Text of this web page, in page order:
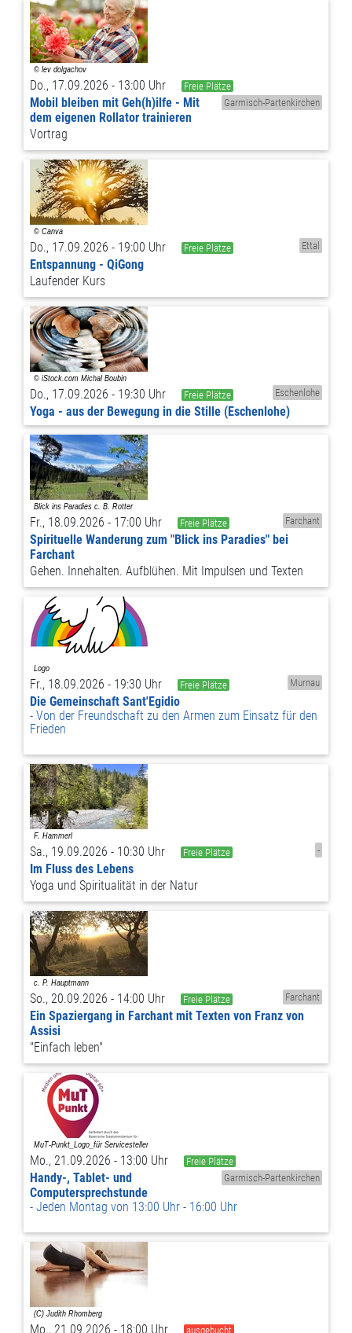
Do., 17.09.2026 - 13:00 Uhr
Freie Plätze
Garmisch-Partenkirchen
Mobil bleiben mit Geh(h)ilfe - Mit
dem eigenen Rollator trainieren
Vortrag
Do., 17.09.2026 - 19:00 Uhr Freie Plätze Ettal
Entspannung - QiGong
Laufender Kurs
Do., 17.09.2026 - 19:30 Uhr Freie Plätze Eschenlohe
Yoga - aus der Bewegung in die Stille (Eschenlohe)
Fr., 18.09.2026 - 17:00 Uhr Freie Plätze Farchant
Spirituelle Wanderung zum "Blick ins Paradies" bei
Farchant
Gehen. Innehalten. Aufblühen. Mit Impulsen und Texten
Fr., 18.09.2026 - 19:30 Uhr Freie Plätze Murnau
Die Gemeinschaft Sant'Egidio
Von der Freundschaft zu den Armen zum Einsatz für den
Frieden
Sa., 19.09.2026 - 10:30 Uhr Freie Plätze -
Im Fluss des Lebens
Yoga und Spiritualität in der Natur
So., 20.09.2026 - 14:00 Uhr Freie Plätze Farchant
Ein Spaziergang in Farchant mit Texten von Franz von
Assisi
"Einfach leben"
Mo., 21.09.2026 - 13:00 Uhr
Freie Plätze
Garmisch-Partenkirchen
Handy-, Tablet- und
Computersprechstunde
Jeden Montag von 13:00 Uhr - 16:00 Uhr
Mo., 21.09.2026 - 18:00 Uhr ausgebucht